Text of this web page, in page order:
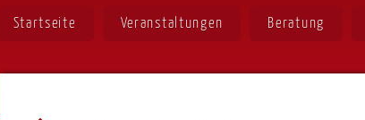
Startseite Veranstaltungen Beratung